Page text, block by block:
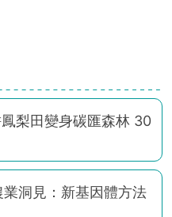
梨田變身碳匯森林 30
洞見：新基因體方法